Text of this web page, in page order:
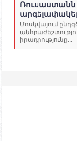
Ռուսաստանն
Մոսկվայում
իրադրությունը...